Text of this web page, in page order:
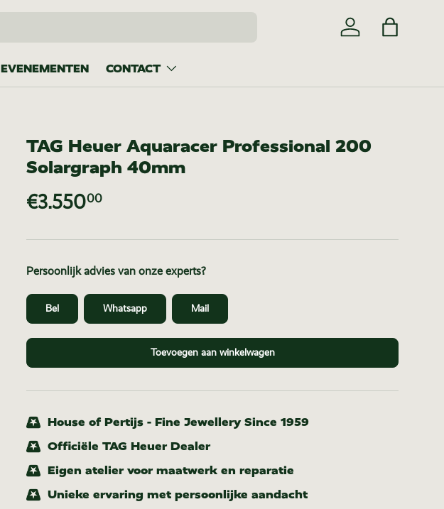
InloggenTas
EVENEMENTEN CONTACT
TAG Heuer Aquaracer Professional 200
Solargraph 40mm
€3.55000
Persoonlijk advies van onze experts?
Bel Whatsapp Mail
Toevoegen aan winkelwagen
House of Pertijs - Fine Jewellery Since 1959
Officiële TAG Heuer Dealer
Eigen atelier voor maatwerk en reparatie
Unieke ervaring met persoonlijke aandacht